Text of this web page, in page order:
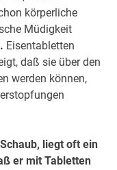
körperliche
Müdigkeit
Eisentabletten
daß sie über den
werden können,
liegt oft ein
er mit Tabletten